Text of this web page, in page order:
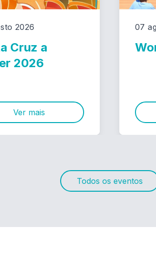
2026
Cruz a
2026
Ver mais
07
Todos os eventos